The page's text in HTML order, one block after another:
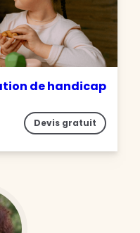
de handicap
Devis gratuit